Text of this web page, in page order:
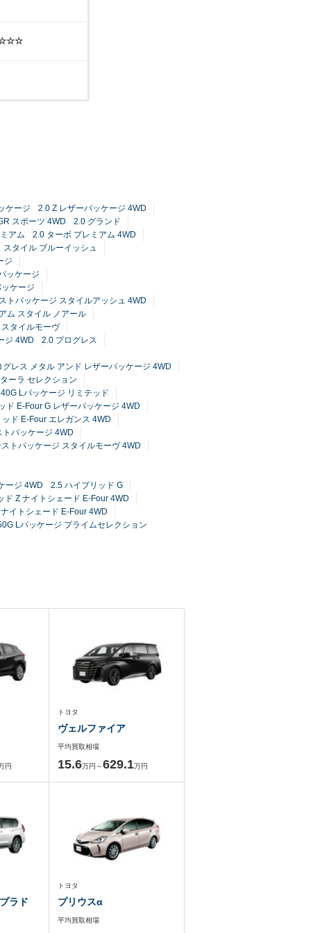
ケージ
2.0 Z レザーパッケージ 4WD
スポーツ 4WD
2.0 グランド
アム
2.0 ターボ プレミアム 4WD
タイル ブルーイッシュ
ジ
ッケージ
ケージ
トパッケージ スタイルアッシュ 4WD
ム スタイル ノアール
タイルモーヴ
ジ 4WD
2.0 プログレス
グレス メタル アンド レザーパッケージ 4WD
ーラ セレクション
Lパッケージ リミテッド
ド E-Four G レザーパッケージ 4WD
ド E-Four エレガンス 4WD
パッケージ 4WD
トパッケージ スタイルモーヴ 4WD
ージ 4WD
2.5 ハイブリッド G
ド Z ナイトシェード E-Four 4WD
イトシェード E-Four 4WD
Lパッケージ プライムセレクション
円
トヨタ
ヴェルファイア
平均買取相場
15.6万円～629.1万円
ラド
トヨタ
プリウスα
平均買取相場